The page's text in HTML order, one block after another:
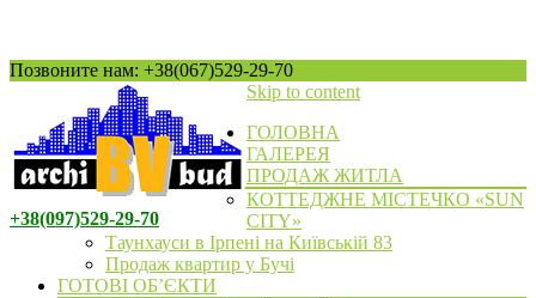
Позвоните нам: +38(067)529-29-70
+38(097)529-29-70
Skip to content
ГОЛОВНА
ГАЛЕРЕЯ
ПРОДАЖ ЖИТЛА
КОТТЕДЖНЕ МІСТЕЧКО «SUN
CITY»
Таунхауси в Ірпені на Київській 83
Продаж квартир у Бучі
ГОТОВІ ОБ’ЄКТИ